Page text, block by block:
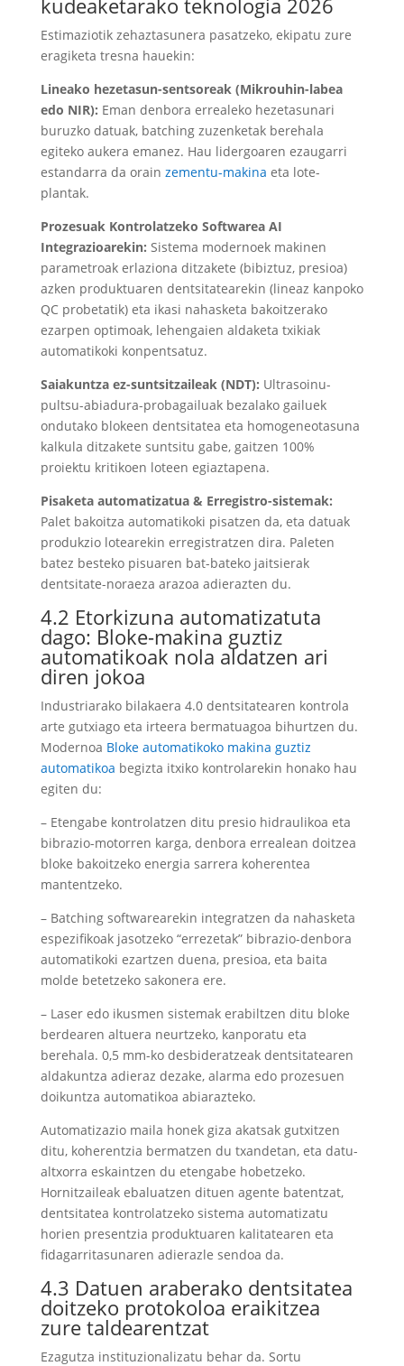
kudeaketarako teknologia 2026
Estimaziotik zehaztasunera pasatzeko, ekipatu zure
eragiketa tresna hauekin:
Lineako hezetasun-sentsoreak (Mikrouhin-labea
edo NIR): Eman denbora errealeko hezetasunari
buruzko datuak, batching zuzenketak berehala
egiteko aukera emanez. Hau lidergoaren ezaugarri
estandarra da orain zementu-makina eta lote-
plantak.
Prozesuak Kontrolatzeko Softwarea AI
Integrazioarekin: Sistema modernoek makinen
parametroak erlaziona ditzakete (bibiztuz, presioa)
azken produktuaren dentsitatearekin (lineaz kanpoko
QC probetatik) eta ikasi nahasketa bakoitzerako
ezarpen optimoak, lehengaien aldaketa txikiak
automatikoki konpentsatuz.
Saiakuntza ez-suntsitzaileak (NDT): Ultrasoinu-
pultsu-abiadura-probagailuak bezalako gailuek
ondutako blokeen dentsitatea eta homogeneotasuna
kalkula ditzakete suntsitu gabe, gaitzen 100%
proiektu kritikoen loteen egiaztapena.
Pisaketa automatizatua & Erregistro-sistemak:
Palet bakoitza automatikoki pisatzen da, eta datuak
produkzio lotearekin erregistratzen dira. Paleten
batez besteko pisuaren bat-bateko jaitsierak
dentsitate-noraeza arazoa adierazten du.
4.2 Etorkizuna automatizatuta
dago: Bloke-makina guztiz
automatikoak nola aldatzen ari
diren jokoa
Industriarako bilakaera 4.0 dentsitatearen kontrola
arte gutxiago eta irteera bermatuagoa bihurtzen du.
Modernoa Bloke automatikoko makina guztiz
automatikoa begizta itxiko kontrolarekin honako hau
egiten du:
– Etengabe kontrolatzen ditu presio hidraulikoa eta
bibrazio-motorren karga, denbora errealean doitzea
bloke bakoitzeko energia sarrera koherentea
mantentzeko.
– Batching softwarearekin integratzen da nahasketa
espezifikoak jasotzeko “errezetak” bibrazio-denbora
automatikoki ezartzen duena, presioa, eta baita
molde betetzeko sakonera ere.
– Laser edo ikusmen sistemak erabiltzen ditu bloke
berdearen altuera neurtzeko, kanporatu eta
berehala. 0,5 mm-ko desbideratzeak dentsitatearen
aldakuntza adieraz dezake, alarma edo prozesuen
doikuntza automatikoa abiarazteko.
Automatizazio maila honek giza akatsak gutxitzen
ditu, koherentzia bermatzen du txandetan, eta datu-
altxorra eskaintzen du etengabe hobetzeko.
Hornitzaileak ebaluatzen dituen agente batentzat,
dentsitatea kontrolatzeko sistema automatizatu
horien presentzia produktuaren kalitatearen eta
fidagarritasunaren adierazle sendoa da.
4.3 Datuen araberako dentsitatea
doitzeko protokoloa eraikitzea
zure taldearentzat
Ezagutza instituzionalizatu behar da. Sortu